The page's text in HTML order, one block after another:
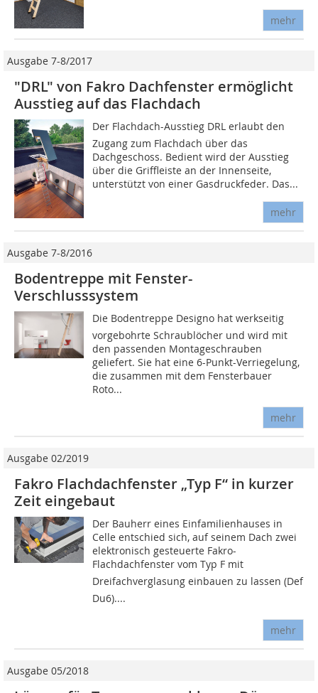
mehr
Ausgabe 7-8/2017
"DRL" von Fakro Dachfenster ermöglicht
Ausstieg auf das Flachdach
Der Flachdach-Ausstieg DRL erlaubt den
Zugang zum Flachdach über das
Dachgeschoss. Bedient wird der Ausstieg
über die Griffleiste an der Innenseite,
unterstützt von einer Gasdruckfeder. Das...
mehr
Ausgabe 7-8/2016
Bodentreppe mit Fenster-
Verschlusssystem
Die Bodentreppe Designo hat werkseitig
vorgebohrte Schraublöcher und wird mit
den passenden Montageschrauben
geliefert. Sie hat eine 6-Punkt-Verriegelung,
die zusammen mit dem Fensterbauer
Roto...
mehr
Ausgabe 02/2019
Fakro Flachdachfenster „Typ F“ in kurzer
Zeit eingebaut
Der Bauherr eines Einfamilienhauses in
Celle entschied sich, auf seinem Dach zwei
elektronisch gesteuerte Fakro-
Flachdachfenster vom Typ F mit
Dreifachverglasung einbauen zu lassen (Def
Du6)....
mehr
Ausgabe 05/2018